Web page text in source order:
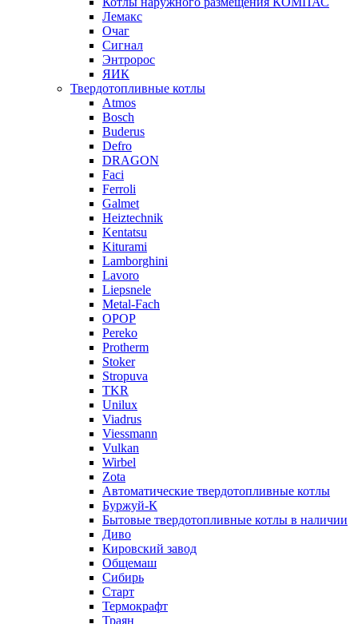
Лемакс
Очаг
Сигнал
Энтророс
ЯИК
Твердотопливные котлы
Atmos
Bosch
Buderus
Defro
DRAGON
Faci
Ferroli
Galmet
Heiztechnik
Kentatsu
Kiturami
Lamborghini
Lavoro
Liepsnele
Metal-Fach
OPOP
Pereko
Protherm
Stoker
Stropuva
TKR
Unilux
Viadrus
Viessmann
Vulkan
Wirbel
Zota
Автоматические твердотопливные котлы
Буржуй-К
Бытовые твердотопливные котлы в наличии
Диво
Кировский завод
Общемаш
Сибирь
Старт
Термокрафт
Траян